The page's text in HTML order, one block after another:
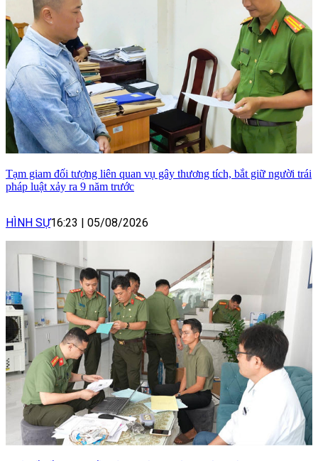
Tạm giam đối tượng liên quan vụ gây thương tích, bắt giữ người trái
pháp luật xảy ra 9 năm trước
HÌNH SỰ16:23 | 05/08/2026